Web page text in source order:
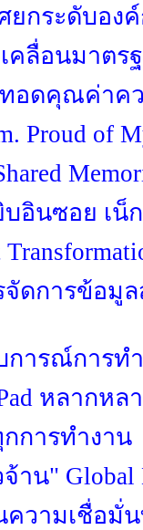
ยกระดับอง
ลื่อนมาตร
อดคุณค่าค
Proud of
บอินซอย เน็
จัดการข้อมู
การณ์การท
หลากห
การทำงาน
น" Global
ความเชื่อมั่